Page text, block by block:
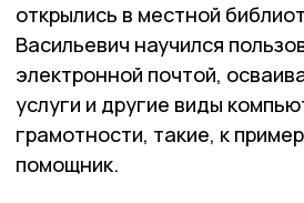
открылись в местной
Васильевич научился
электронной почтой,
услуги и другие виды
грамотности, такие, к
помощник.